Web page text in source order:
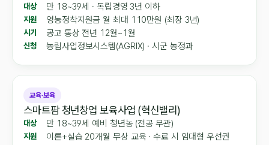
대상 만 18~39세 · 독립경영 3년 이하
지원 영농정착지원금 월 최대 110만원 (최장 3년)
시기 공고 통상 전년 12월~1월
신청 농림사업정보시스템(AGRIX) · 시군 농정과
교육·보육
스마트팜 청년창업 보육사업 (혁신밸리)
대상 만 18~39세 예비 청년농 (전공 무관)
지원 이론+실습 20개월 무상 교육 · 수료 시 임대형 우선권